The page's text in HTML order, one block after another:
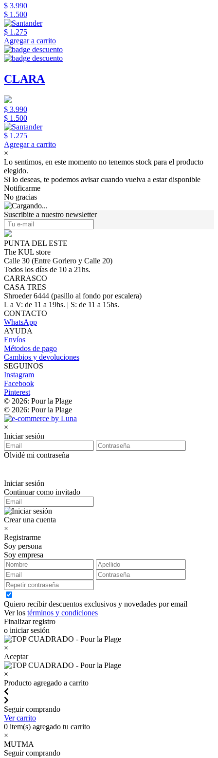
$ 3.990
$ 1.500
$ 1.275
Agregar a carrito
CLARA
$ 3.990
$ 1.500
$ 1.275
Agregar a carrito
×
Lo sentimos, en este momento no tenemos stock para el producto
elegido.
Si lo deseas, te podemos avisar cuando vuelva a estar disponible
Notificarme
No gracias
Suscribite a nuestro newsletter
PUNTA DEL ESTE
The KUL store
Calle 30 (Entre Gorlero y Calle 20)
Todos los días de 10 a 21hs.
CARRASCO
CASA TRES
Shroeder 6444 (pasillo al fondo por escalera)
L a V: de 11 a 19hs. | S: de 11 a 15hs.
CONTACTO
WhatsApp
AYUDA
Envíos
Métodos de pago
Cambios y devoluciones
SEGUINOS
Instagram
Facebook
Pinterest
© 2026: Pour la Plage
© 2026: Pour la Plage
×
Iniciar sesión
Olvidé mi contraseña
Iniciar sesión
Continuar como invitado
Crear una cuenta
×
Registrarme
Soy persona
Soy empresa
Quiero recibir descuentos exclusivos y novedades por email
Ver los términos y condiciones
Finalizar registro
o iniciar sesión
×
Aceptar
×
Producto agregado a carrito
Seguir comprando
Ver carrito
0 item(s) agregado tu carrito
×
MUTMA
Seguir comprando